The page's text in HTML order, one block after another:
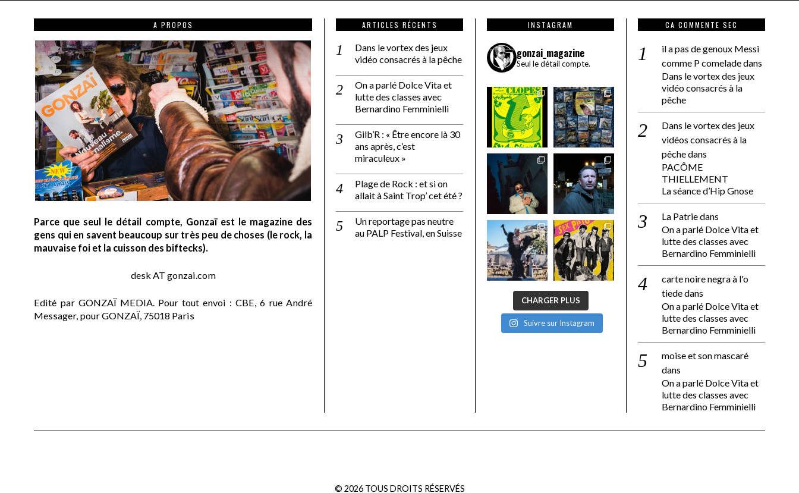
A PROPOS
Parce que seul le détail compte, Gonzaï est le magazine des
gens qui en savent beaucoup sur très peu de choses (le rock, la
mauvaise foi et la cuisson des biftecks).
desk AT gonzai.com
Edité par GONZAÏ MEDIA. Pour tout envoi : CBE, 6 rue André
Messager, pour GONZAÏ, 75018 Paris
ARTICLES RÉCENTS
Dans le vortex des jeux
vidéo consacrés à la pêche
On a parlé Dolce Vita et
lutte des classes avec
Bernardino Femminielli
Gilb’R : « Être encore là 30
ans après, c’est
miraculeux »
Plage de Rock : et si on
allait à Saint Trop’ cet été ?
Un reportage pas neutre
au PALP Festival, en Suisse
INSTAGRAM
gonzai_magazine
Seul le détail compte.
CHARGER PLUS
Suivre sur Instagram
CA COMMENTE SEC
il a pas de genoux Messi
comme P comeladedans
Dans le vortex des jeux
vidéo consacrés à la
pêche
Dans le vortex des jeux
vidéos consacrés à la
pêchedans
PACÔME
THIELLEMENT
La séance d’Hip Gnose
La Patriedans
On a parlé Dolce Vita et
lutte des classes avec
Bernardino Femminielli
carte noire negra à l'o
tiededans
On a parlé Dolce Vita et
lutte des classes avec
Bernardino Femminielli
moise et son mascaré
dans
On a parlé Dolce Vita et
lutte des classes avec
Bernardino Femminielli
© 2026TOUS DROITS RÉSERVÉS